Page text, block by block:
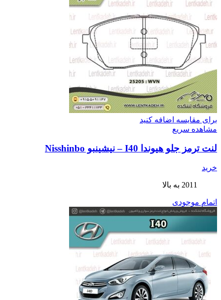
برای مقایسه اضافه کنید
مشاهده سریع
لنت ترمز جلو هیوندا I40 – نیشینبو Nisshinbo
خرید
2011 به بالا
اتمام موجودی